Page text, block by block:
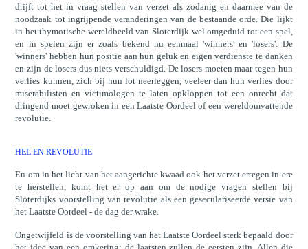
drijft tot het in vraag stellen van verzet als zodanig en daarmee van de
noodzaak tot ingrijpende veranderingen van de bestaande orde. Die lijkt
in het thymotische wereldbeeld van Sloterdijk wel omgeduid tot een spel,
en in spelen zijn er zoals bekend nu eenmaal 'winners' en 'losers'. De
'winners' hebben hun positie aan hun geluk en eigen verdienste te danken
en zijn de losers dus niets verschuldigd. De losers moeten maar tegen hun
verlies kunnen, zich bij hun lot neerleggen, veeleer dan hun verlies door
miserabilisten en victimologen te laten opkloppen tot een onrecht dat
dringend moet gewroken in een Laatste Oordeel of een wereldomvattende
revolutie.
HEL EN REVOLUTIE
En om in het licht van het aangerichte kwaad ook het verzet ertegen in ere
te herstellen, komt het er op aan om de nodige vragen stellen bij
Sloterdijks voorstelling van revolutie als een geseculariseerde versie van
het Laatste Oordeel - de dag der wrake.
Ongetwijfeld is de voorstelling van het Laatste Oordeel sterk bepaald door